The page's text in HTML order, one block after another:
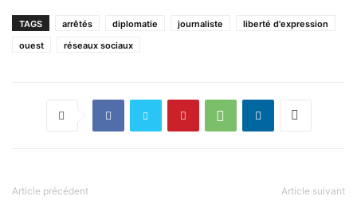
TAGS arrêtés diplomatie journaliste
liberté d'expression
ouest
réseaux sociaux
Article précédent Article suivant